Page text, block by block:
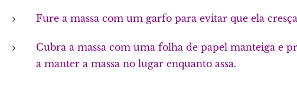
Fure a massa com um garfo para evitar que ela
Cubra a massa com uma folha de papel manteiga e
a manter a massa no lugar enquanto assa.